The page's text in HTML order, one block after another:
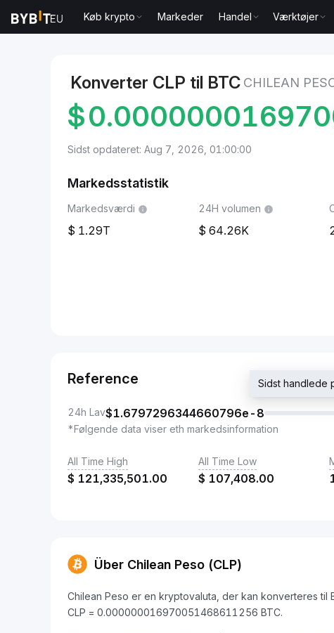
Køb krypto Markeder Handel Værktøjer
Konverter CLP til BTC CHILEAN
$
Sidst opdateret: Aug 7, 2026, 01:00:00
Markedsstatistik
Markedsværdi
1.29T
24H volumen
64.26K
Reference
24h Lav$1.6797296344660796e-8
Sidst
*Følgende data viser eth markedsinformation
All Time High
$ 121,335,501.00
All Time Low
$ 107,408.00
Über Chilean Peso (CLP)
Chilean Peso er en kryptovaluta, der kan konverteres til
CLP = 0.000000016970051468611256 BTC.